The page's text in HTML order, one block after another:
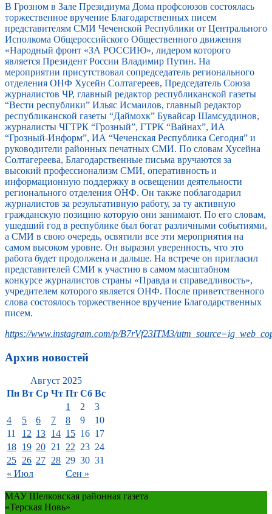
В Грозном в Зале Президиума Дома профсоюзов состоялась
торжественное вручение Благодарственных писем
представителям СМИ Чеченской Республики от Центрального
Исполкома Общероссийского Общественного движения
«Народный фронт «ЗА РОССИЮ», лидером которого
является Президент России Владимир Путин. На
мероприятии присутствовал сопредседатель регионального
отделения ОНФ Хусейн Солтагереев, Председатель Союза
журналистов ЧР, главный редактор республиканской газеты
“Вести республики” Ильяс Исмаилов, главный редактор
республиканской газеты “Даймохк” Бувайсар Шамсуддинов,
журналисты ЧГТРК “Грозный”, ГТРК “Вайнах”, ИА
“Грозный-Информ”, ИА “Чеченская Республика Сегодня” и
руководители районных печатных СМИ. По словам Хусейна
Солтагереева, Благодарственные письма вручаются за
высокий профессионализм СМИ, оперативность и
информационную поддержку в освещении деятельности
регионального отделения ОНФ. Он также поблагодарил
журналистов за результативную работу, за ту активную
гражданскую позицию которую они занимают. По его словам,
ушедший год в республике был богат различными событиями,
а СМИ в свою очередь, освятили все эти мероприятия на
самом высоком уровне. Он выразил уверенность, что это
работа будет продолжена и дальше. На встрече он пригласил
представителей СМИ к участию в самом масштабном
конкурсе журналистов страны «Правда и справедливость»,
учредителем которого является ОНФ. После приветственного
слова состоялось торжественное вручение Благодарственных
писем.
https://www.instagram.com/p/B7rVf23ITM3/
Архив новостей
Август 2025
Пн Вт Ср Чт Пт Сб Вс
« Июл Сен »
1 2
3
4
5 6 7 8 9
10
11
12 13 14 15 16 17
18 19 20 21 22 23 24
25 26 27 28 29 30 31
МАУ Шелковская районная газета
«Терская Новь»